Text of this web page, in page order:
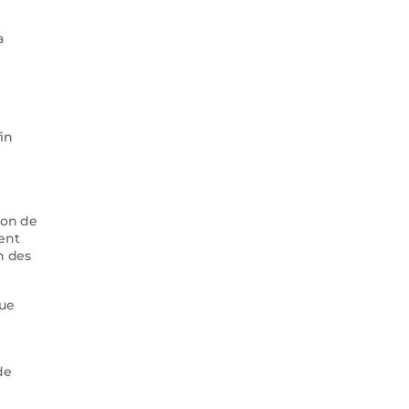
de
des